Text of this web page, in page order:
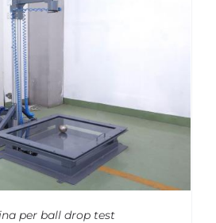
per ball drop test